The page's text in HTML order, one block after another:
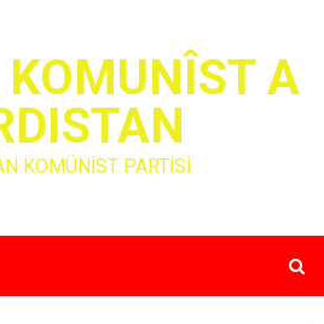
KOMUNÎST A
KOMÜNİST PARTİSİ